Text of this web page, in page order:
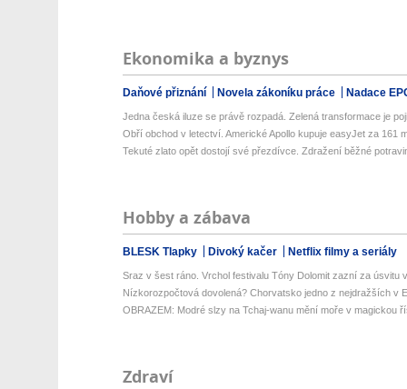
Ekonomika a byznys
Daňové přiznání Novela zákoníku práce Nadace
Jedna česká iluze se právě rozpadá. Zelená transformace je
Obří obchod v letectví. Americké Apollo kupuje easyJet za 161
Tekuté zlato opět dostojí své přezdívce. Zdražení běžné
Hobby a zábava
BLESK Tlapky Divoký kačer Netflix filmy a seriály
Sraz v šest ráno. Vrchol festivalu Tóny Dolomit zazní za úsvitu
Nízkorozpočtová dovolená? Chorvatsko jedno z nejdražších v
OBRAZEM: Modré slzy na Tchaj-wanu mění moře v magickou
Zdraví